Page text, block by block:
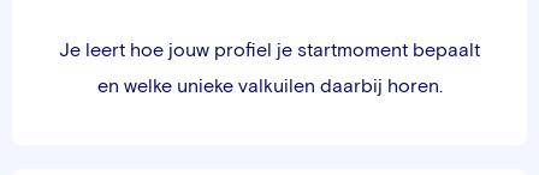
Je leert hoe jouw profiel je startmoment bepaalt
en welke unieke valkuilen daarbij horen.